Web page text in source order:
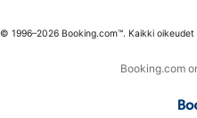
1996–2026 Booking.com™. Kaikki oikeudet
Booking.com